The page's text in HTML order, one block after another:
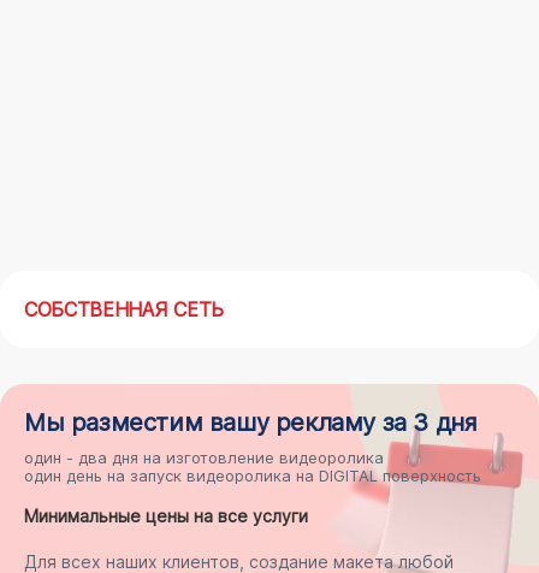
СОБСТВЕННАЯ СЕТЬ
Мы разместим вашу рекламуза 3 дня
один - два дня на изготовление видеоролика
один день на запуск видеоролика на DIGITAL поверхность
Минимальные цены на все услуги
Для всех наших клиентов, создание макета любой